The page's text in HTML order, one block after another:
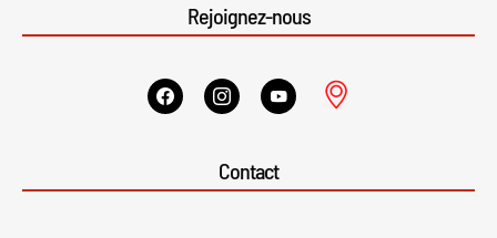
Rejoignez-nous
Contact